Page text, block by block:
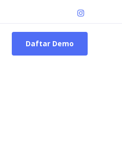
Daftar Demo